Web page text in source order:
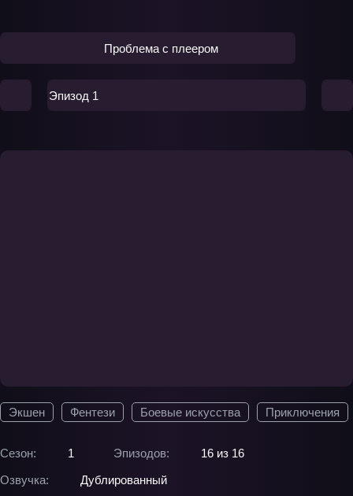
Экшен Фентези Боевые искусства Приключения
Сезон: 1 Эпизодов:
16 из 16
Озвучка:
Дублированный
Проблема с плеером
Эпизод 1